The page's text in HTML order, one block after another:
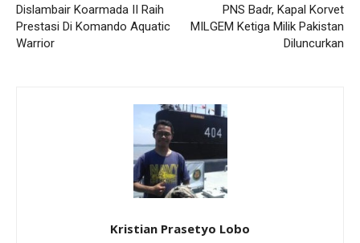
Dislambair Koarmada II Raih
Prestasi Di Komando Aquatic
Warrior
PNS Badr, Kapal Korvet
MILGEM Ketiga Milik Pakistan
Diluncurkan
Kristian Prasetyo Lobo